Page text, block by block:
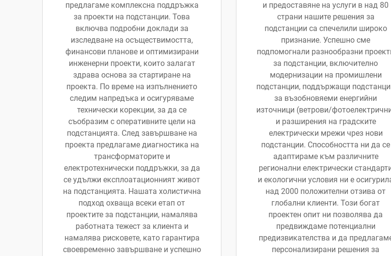
предлагаме комплексна поддръжка
за проекти на подстанции. Това
включва подробни доклади за
изследване на осъществимостта,
финансови планове и оптимизирани
инженерни проекти, които залагат
здрава основа за стартиране на
проекта. По време на изпълнението
следим напредъка и осигуряваме
технически корекции, за да се
съобразим с оперативните цели на
подстанцията. След завършване на
проекта предлагаме диагностика на
трансформаторите и
електротехнически поддръжки, за да
се удължи експлоатационният живот
на подстанцията. Нашата холистична
подход охваща всеки етап от
проектите за подстанции, намалява
работната тежест за клиента и
намалява рисковете, като гарантира
своевременно завършване и успешно
и предоставяне на услуги в над 80
страни нашите решения за
подстанции са спечелили широко
признание. Успешно сме
подпомогнали разнообразни
за подстанции, включително
модернизации на промишлени
подстанции, поддържащи
за възобновяеми енергийни
източници (ветрови/
и разширения на градските
електрически мрежи чрез нови
подстанции. Способността ни да се
адаптираме към различните
регионални електрически
и екологични условия ни е
над 2000 положителни отзива от
глобални клиенти. Този богат
проектен опит ни позволява да
предвиждаме потенциални
предизвикателства и да
персонализирани решения за